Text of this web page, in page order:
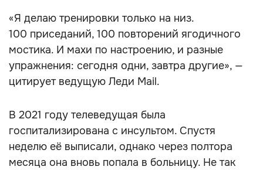
«Я делаю тренировки только на низ.
100 приседаний, 100 повторений ягодичного
мостика. И махи по настроению, и разные
упражнения: сегодня одни, завтра другие», —
цитирует ведущую Леди Mail.
В 2021 году телеведущая была
госпитализирована с инсультом. Спустя
неделю её выписали, однако через полтора
месяца она вновь попала в больницу. Не так